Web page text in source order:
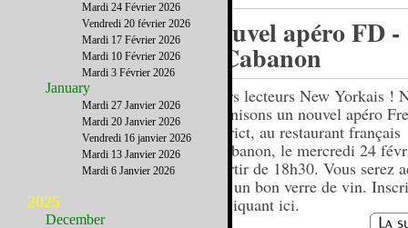
Nouvel apéro FD -
OCabanon
Chers lecteurs New Yorkais !
organisons un nouvel apéro
District, au restaurant français
OCabanon, le mercredi 24
à partir de 18h30. Vous serez
avec un bon verre de vin.
en cliquant ici.
Mardi 24 Février 2026
Vendredi 20 février 2026
Mardi 17 Février 2026
Mardi 10 Février 2026
Mardi 3 Février 2026
January
Mardi 27 Janvier 2026
Mardi 20 Janvier 2026
Vendredi 16 janvier 2026
Mardi 13 Janvier 2026
Mardi 6 Janvier 2026
2025
December